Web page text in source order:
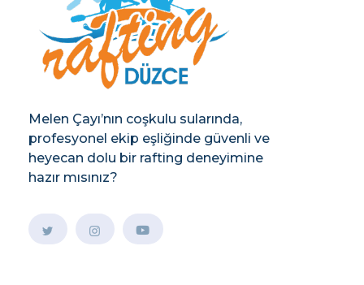
Melen Çayı’nın coşkulu sularında,
profesyonel ekip eşliğinde güvenli ve
heyecan dolu bir rafting deneyimine
hazır mısınız?